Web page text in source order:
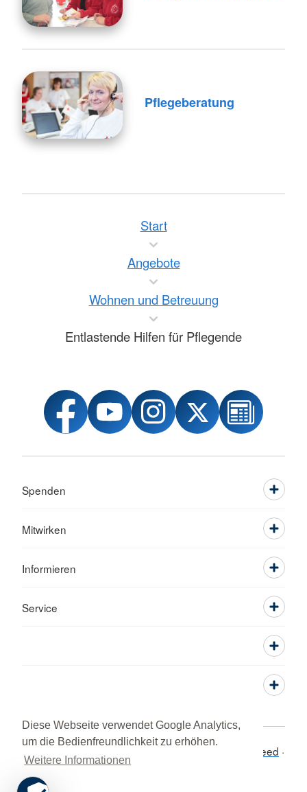
Diese Webseite verwendet Google Analytics,
um die Bedienfreundlichkeit zu erhöhen.
Weitere Informationen
Pflegeberatung
Start
Angebote
Wohnen und Betreuung
Entlastende Hilfen für Pflegende
Spenden
Mitwirken
Informieren
Service
RSS-Feed
DRK intern Datenschutz
Hinweisgeberschutzgesetz